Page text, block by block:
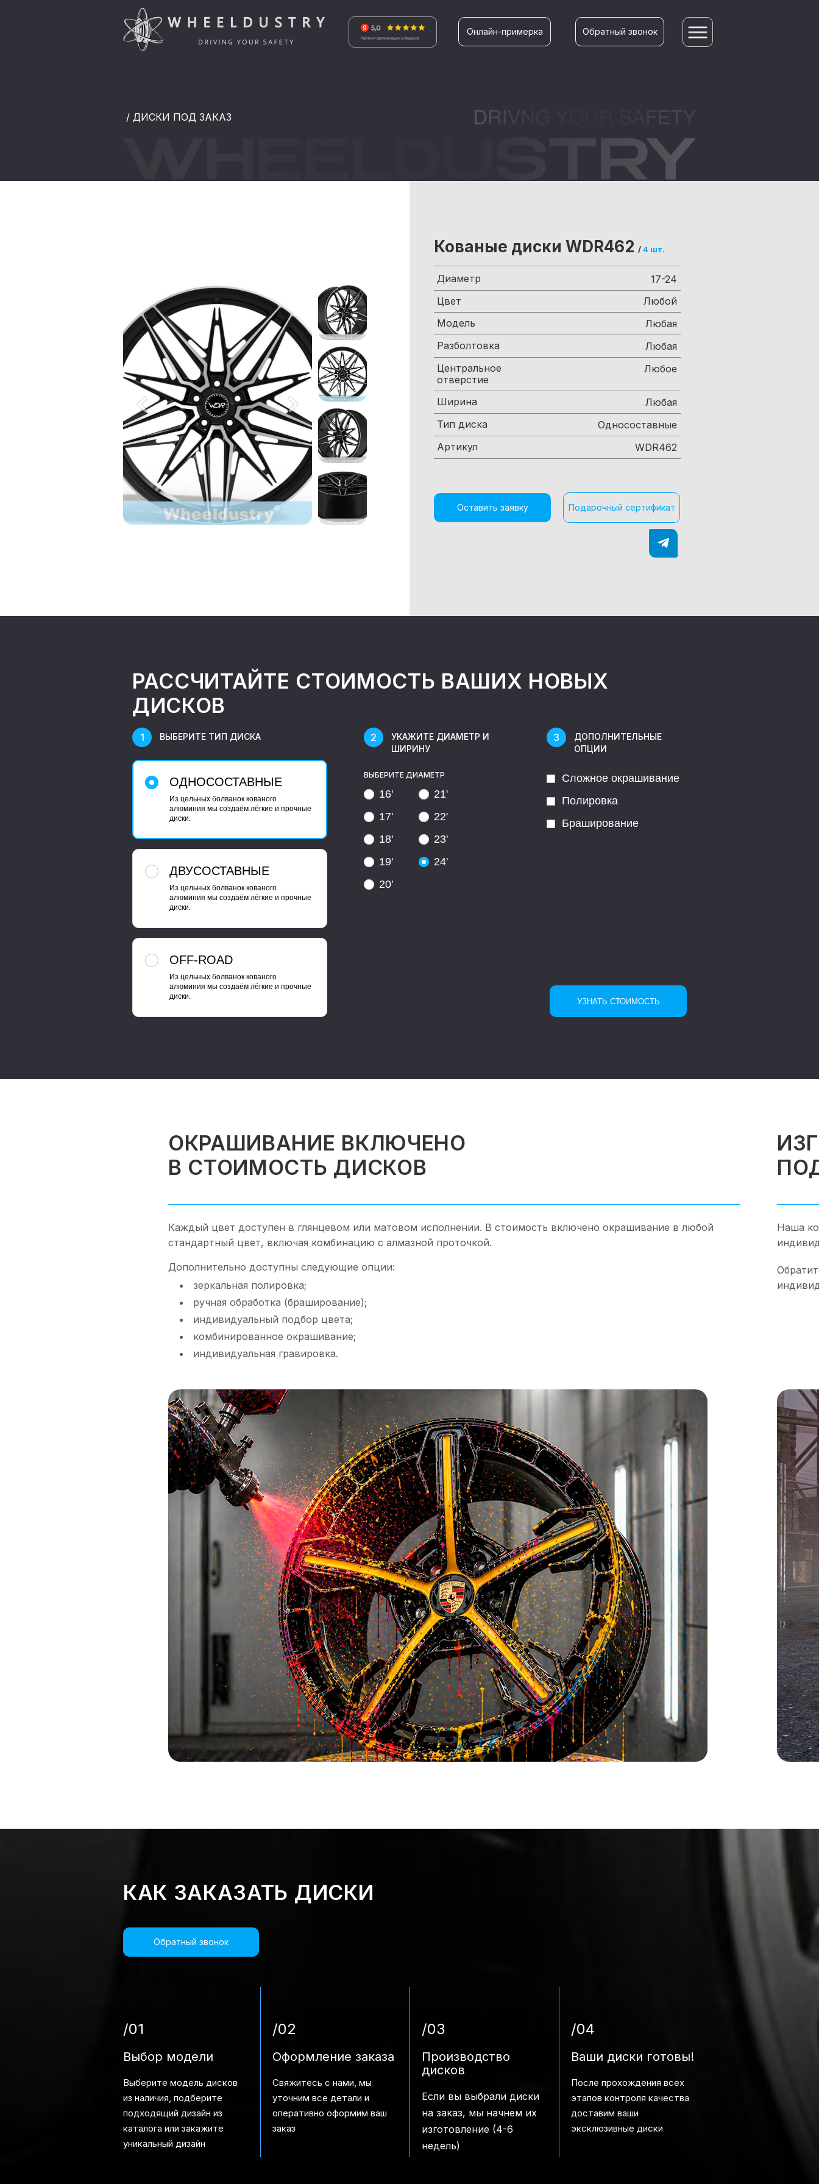
Онлайн-примерка Обратный звонок
/ ДИСКИ ПОД ЗАКАЗ
Кованые диски WDR462 /4 шт.
Диаметр
17-24
Цвет
Любой
Модель
Любая
Разболтовка
Любая
Центральное
отверстие
Любое
Ширина
Любая
Тип диска
Односоставные
Артикул
WDR462
Оставить заявку Подарочный сертификат
РАССЧИТАЙТЕ СТОИМОСТЬ ВАШИХ НОВЫХ
ДИСКОВ
ВЫБЕРИТЕ ТИП ДИСКА
ОДНОСОСТАВНЫЕ
Из цельных болванок кованого
алюминия мы создаём лёгкие и прочные
диски.
ДВУСОСТАВНЫЕ
Из цельных болванок кованого
алюминия мы создаём лёгкие и прочные
диски.
OFF-ROAD
Из цельных болванок кованого
алюминия мы создаём лёгкие и прочные
диски.
УКАЖИТЕ ДИАМЕТР И
ШИРИНУ
ВЫБЕРИТЕ ДИАМЕТР
16'
17'
18'
19'
20'
21'
22'
23'
24'
ДОПОЛНИТЕЛЬНЫЕ
ОПЦИИ
Сложное окрашивание
Полировка
Браширование
ОКРАШИВАНИЕ ВКЛЮЧЕНО
В СТОИМОСТЬ ДИСКОВ
Каждый цвет доступен в глянцевом или матовом исполнении. В стоимость включено окрашивание в любой
стандартный цвет, включая комбинацию с алмазной проточкой.
Дополнительно доступны следующие опции:
зеркальная полировка;
ручная обработка (браширование);
индивидуальный подбор цвета;
комбинированное окрашивание;
индивидуальная гравировка.
Наша
КАК ЗАКАЗАТЬ ДИСКИ
Обратный звонок
/01
Выбор модели
Выберите модель дисков
из наличия, подберите
подходящий дизайн из
каталога или закажите
уникальный дизайн
/02
Оформление заказа
Свяжитесь с нами, мы
уточним все детали и
оперативно оформим ваш
заказ
/03
Производство
дисков
Если вы выбрали диски
на заказ, мы начнем их
изготовление (4-6
недель)
/04
Ваши диски готовы!
После прохождения всех
этапов контроля качества
доставим ваши
эксклюзивные диски